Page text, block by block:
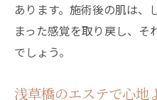
あります。施術後の肌は、
まった感覚を取り戻し、そ
でしょう。
浅草橋のエステで心地